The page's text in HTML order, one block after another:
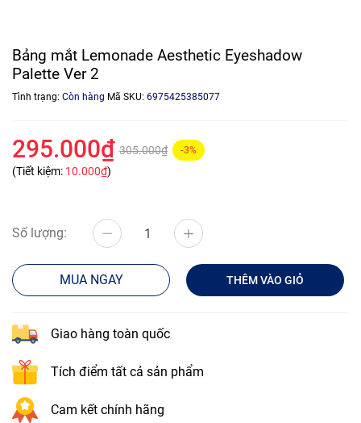
Bảng mắt Lemonade Aesthetic Eyeshadow
Palette Ver 2
Tình trạng: Còn hàng Mã SKU: 6975425385077
295.000₫ 305.000₫ -3%
(Tiết kiệm: 10.000₫)
Số lượng:
MUA NGAY THÊM VÀO GIỎ
Giao hàng toàn quốc
Tích điểm tất cả sản phẩm
Cam kết chính hãng